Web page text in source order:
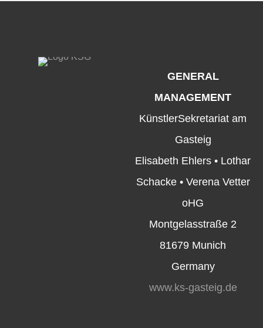
GENERAL
MANAGEMENT
KünstlerSekretariat am
Gasteig
Elisabeth Ehlers • Lothar
Schacke • Verena Vetter
oHG
Montgelasstraße 2
81679 Munich
Germany
www.ks-gasteig.de